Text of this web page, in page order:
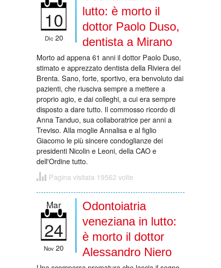
10
Dic 20
lutto: è morto il
dottor Paolo Duso,
dentista a Mirano
Morto ad appena 61 anni il dottor Paolo Duso,
stimato e apprezzato dentista della Riviera del
Brenta. Sano, forte, sportivo, era benvoluto dai
pazienti, che riusciva sempre a mettere a
proprio agio, e dai colleghi, a cui era sempre
disposto a dare tutto. Il commosso ricordo di
Anna Tanduo, sua collaboratrice per anni a
Treviso. Alla moglie Annalisa e al figlio
Giacomo le più sincere condoglianze dei
presidenti Nicolin e Leoni, della CAO e
dell'Ordine tutto.
Pagina visitata 19562 volte
Mar
24
Nov 20
Odontoiatria
veneziana in lutto:
è morto il dottor
Alessandro Niero